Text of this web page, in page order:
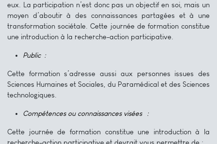
eux. La participation n’est donc pas un objectif en soi, mais un
moyen d’aboutir à des connaissances partagées et à une
transformation sociétale. Cette journée de formation constitue
une introduction à la recherche-action participative.
Public :
Cette formation s’adresse aussi aux personnes issues des
Sciences Humaines et Sociales, du Paramédical et des Sciences
technologiques.
Compétences ou connaissances visées :
Cette journée de formation constitue une introduction à la